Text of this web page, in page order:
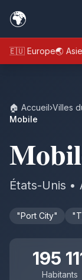
🌍
🇪🇺 Europe🌏 Asie
🏠 Accueil›Villes
Mobile
États-Unis
"Port City"
195
Habitants